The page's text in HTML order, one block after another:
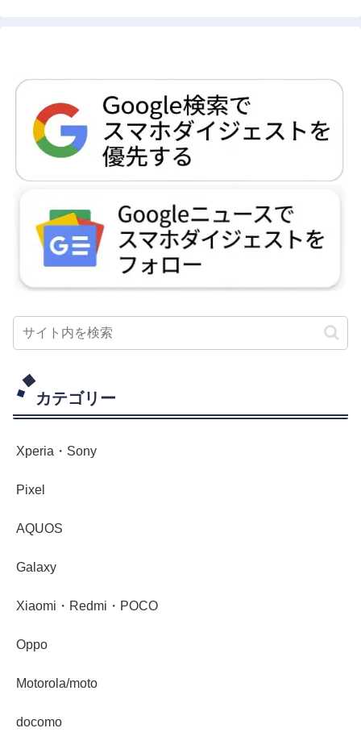
カテゴリー
Xperia・Sony
Pixel
AQUOS
Galaxy
Xiaomi・Redmi・POCO
Oppo
Motorola/moto
docomo